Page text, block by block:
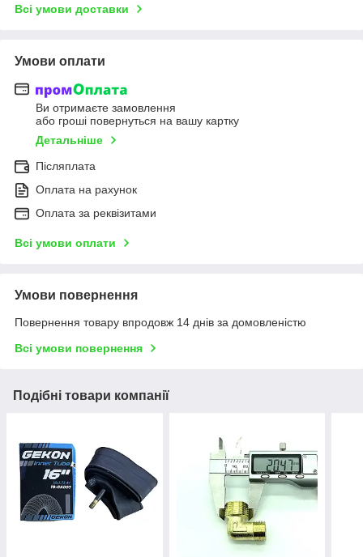
Всі умови доставки
Умови оплати
Ви отримаєте замовлення
або гроші повернуться на вашу картку
Детальніше
Післяплата
Оплата на рахунок
Оплата за реквізитами
Всі умови оплати
Умови повернення
Повернення товару впродовж 14 днів за домовленістю
Всі умови повернення
Подібні товари компанії